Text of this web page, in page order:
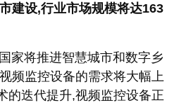
建设,行业市场规模将达163
家将推进智慧城市和数字乡
频监控设备的需求将大幅上
的迭代提升,视频监控设备正